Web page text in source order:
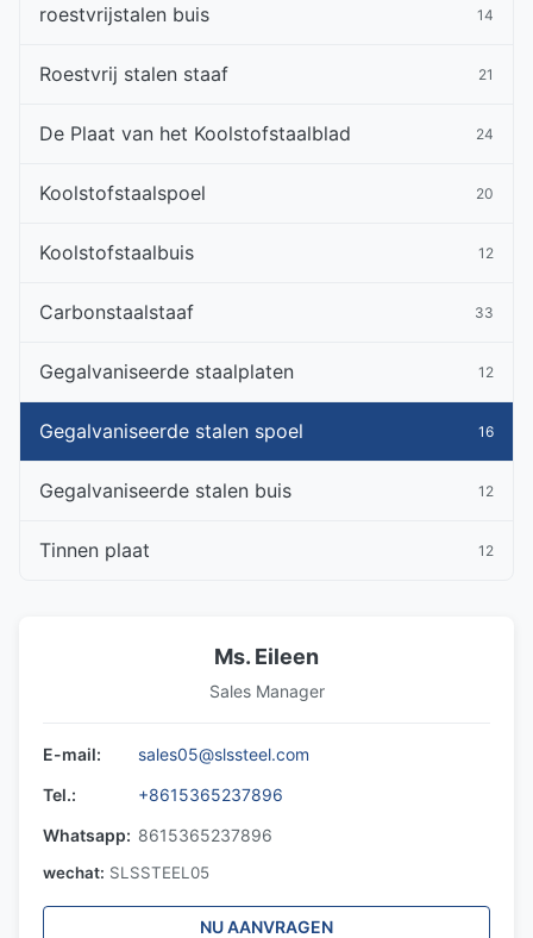
roestvrijstalen buis 14
Roestvrij stalen staaf 21
De Plaat van het Koolstofstaalblad 24
Koolstofstaalspoel 20
Koolstofstaalbuis 12
Carbonstaalstaaf 33
Gegalvaniseerde staalplaten 12
Gegalvaniseerde stalen spoel 16
Gegalvaniseerde stalen buis 12
Tinnen plaat 12
Ms. Eileen
Sales Manager
E-mail:
sales05@slssteel.com
Tel.:
+8615365237896
Whatsapp: 8615365237896
wechat: SLSSTEEL05
NU AANVRAGEN